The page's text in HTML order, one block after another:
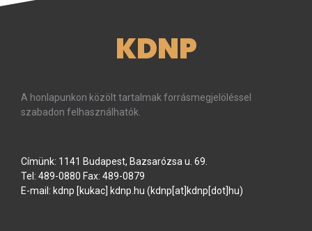
KDNP
A honlapunkon közölt tartalmak forrásmegjelöléssel
szabadon felhasználhatók.
Címünk: 1141 Budapest, Bazsarózsa u. 69.
Tel: 489-0880 Fax: 489-0879
E-mail: kdnp [kukac] kdnp hu (kdnp[at]kdnp[dot]hu)